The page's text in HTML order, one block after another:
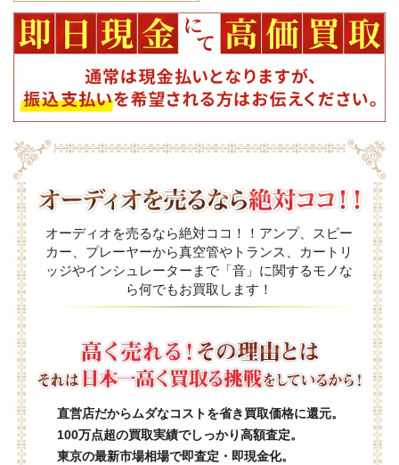
オーディオを売るなら絶対ココ！！アンプ、スピー
カー、プレーヤーから真空管やトランス、カートリ
ッジやインシュレーターまで「音」に関するモノな
ら何でもお買取します！
直営店だからムダなコストを省き買取価格に還元。
100万点超の買取実績でしっかり高額査定。
東京の最新市場相場で即査定・即現金化。